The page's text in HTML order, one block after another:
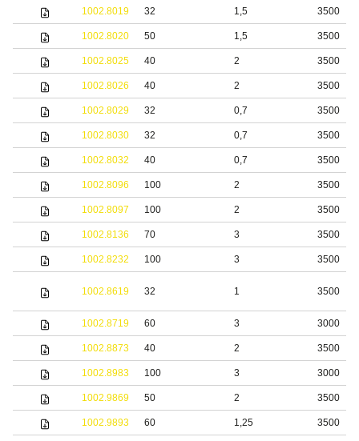
1002.8019 32 1,5 3500
1002.8020 50 1,5 3500
1002.8025 40 2 3500
1002.8026 40 2 3500
1002.8029 32 0,7 3500
1002.8030 32 0,7 3500
1002.8032 40 0,7 3500
1002.8096 100 2 3500
1002.8097 100 2 3500
1002.8136 70 3 3500
1002.8232 100 3 3500
1002.8619 32 1 3500
1002.8719 60 3 3000
1002.8873 40 2 3500
1002.8983 100 3 3000
1002.9869 50 2 3500
1002.9893 60 1,25 3500